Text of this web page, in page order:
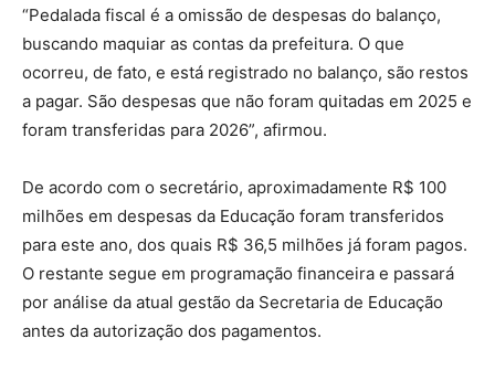
“Pedalada fiscal é a omissão de despesas do balanço,
buscando maquiar as contas da prefeitura. O que
ocorreu, de fato, e está registrado no balanço, são restos
a pagar. São despesas que não foram quitadas em 2025 e
foram transferidas para 2026”, afirmou.
De acordo com o secretário, aproximadamente R$ 100
milhões em despesas da Educação foram transferidos
para este ano, dos quais R$ 36,5 milhões já foram pagos.
O restante segue em programação financeira e passará
por análise da atual gestão da Secretaria de Educação
antes da autorização dos pagamentos.